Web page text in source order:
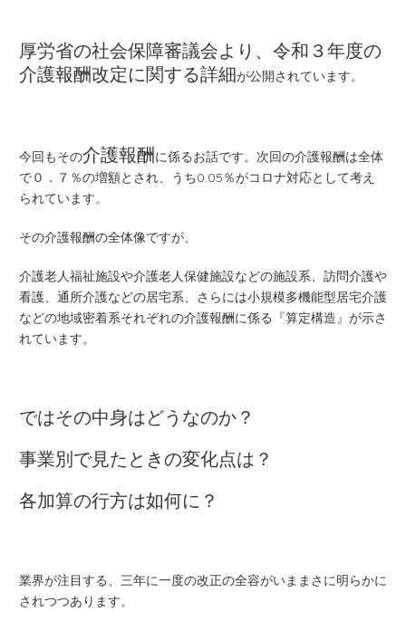
厚労省の社会保障審議会より、令和３年度の
介護報酬改定に関する詳細が公開されています。
今回もその介護報酬に係るお話です。次回の介護報酬は全体
で０．７％の増額とされ、うち0.05％がコロナ対応として考え
られています。
その介護報酬の全体像ですが、
介護老人福祉施設や介護老人保健施設などの施設系、訪問介護や
看護、通所介護などの居宅系、さらには小規模多機能型居宅介護
などの地域密着系それぞれの介護報酬に係る『算定構造』が示さ
れています。
ではその中身はどうなのか？
事業別で見たときの変化点は？
各加算の行方は如何に？
業界が注目する、三年に一度の改正の全容がいままさに明らかに
されつつあります。